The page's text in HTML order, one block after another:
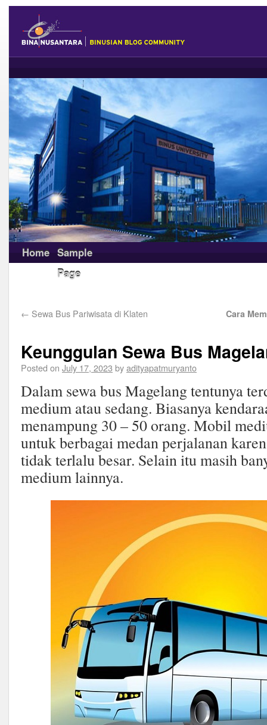
Home Sample
Page
← Sewa Bus Pariwisata di Klaten Cara
Keunggulan Sewa Bus
Posted on July 17, 2023 byadityapatmuryanto
Dalam sewa bus Magelang tentunya
medium atau sedang. Biasanya
menampung 30 – 50 orang. Mobil
untuk berbagai medan perjalanan
tidak terlalu besar. Selain itu masih
medium lainnya.